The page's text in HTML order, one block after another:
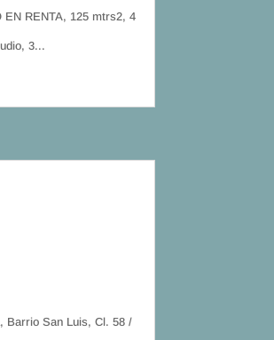
EN RENTA, 125 mtrs2, 4
3...
Barrio San Luis, Cl. 58 /